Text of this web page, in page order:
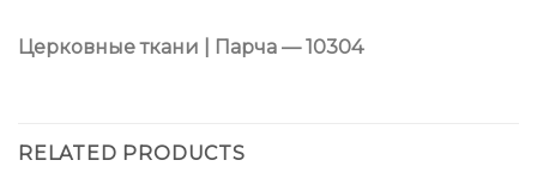
Церковные ткани | Парча — 10304
RELATED PRODUCTS